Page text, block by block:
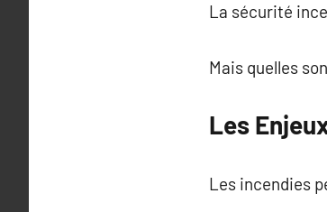
La sécurité
Mais quelles
Les
Les incendies